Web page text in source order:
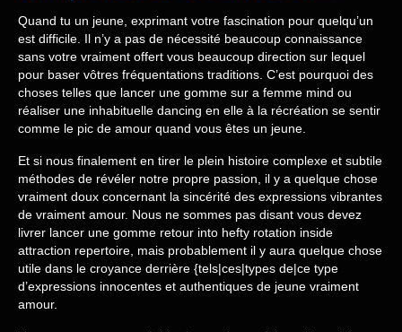
Quand tu un jeune, exprimant votre fascination pour quelqu’un
est difficile. Il n’y a pas de nécessité beaucoup connaissance
sans votre vraiment offert vous beaucoup direction sur lequel
pour baser vôtres fréquentations traditions. C’est pourquoi des
choses telles que lancer une gomme sur a femme mind ou
réaliser une inhabituelle dancing en elle à la récréation se sentir
comme le pic de amour quand vous êtes un jeune.
Et si nous finalement en tirer le plein histoire complexe et subtile
méthodes de révéler notre propre passion, il y a quelque chose
vraiment doux concernant la sincérité des expressions vibrantes
de vraiment amour. Nous ne sommes pas disant vous devez
livrer lancer une gomme retour into hefty rotation inside
attraction repertoire, mais probablement il y aura quelque chose
utile dans le croyance derrière {tels|ces|types de|ce type
d’expressions innocentes et authentiques de jeune vraiment
amour.